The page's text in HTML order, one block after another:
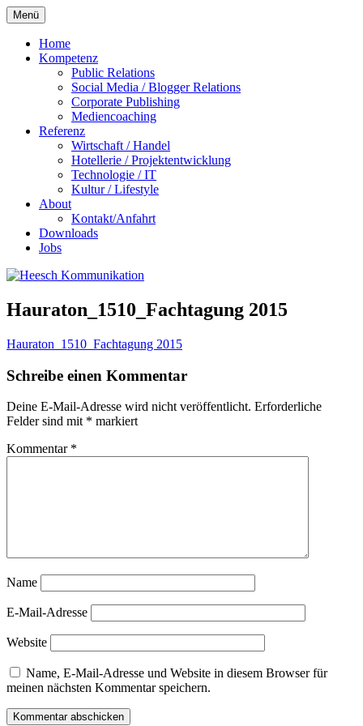
Menü Zum
Inhalt
springen
Home
Kompetenz
Public Relations
Social Media / Blogger Relations
Corporate Publishing
Mediencoaching
Referenz
Wirtschaft / Handel
Hotellerie / Projektentwicklung
Technologie / IT
Kultur / Lifestyle
About
Kontakt/Anfahrt
Downloads
Jobs
Hauraton_1510_Fachtagung 2015
Hauraton_1510_Fachtagung 2015
Schreibe einen Kommentar
Deine E-Mail-Adresse wird nicht veröffentlicht. Erforderliche
Felder sind mit * markiert
Kommentar *
Name
E-Mail-Adresse
Website
Name, E-Mail-Adresse und Website in diesem Browser für
meinen nächsten Kommentar speichern.